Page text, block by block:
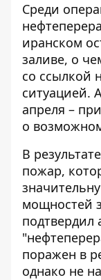
Среди
иранском
заливе, о
со ссылкой
ситуацией.
апреля –
о
В
пожар,
мощностей
подтвердил
поражен в
однако не